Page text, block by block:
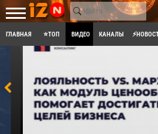
ГЛАВНАЯ ⭐ТОП ВИДЕО КАНАЛЫ